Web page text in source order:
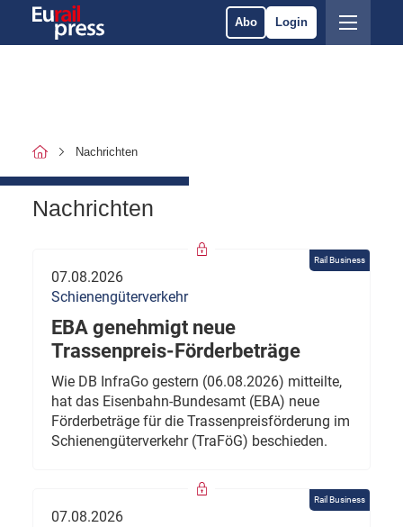
Abo Login
Nachrichten
Nachrichten
Rail Business
07.08.2026
Schienengüterverkehr
EBA genehmigt neue
Trassenpreis-Förderbeträge
Wie DB InfraGo gestern (06.08.2026) mitteilte,
hat das Eisenbahn-Bundesamt (EBA) neue
Förderbeträge für die Trassenpreisförderung im
Schienengüterverkehr (TraFöG) beschieden.
Rail Business
07.08.2026